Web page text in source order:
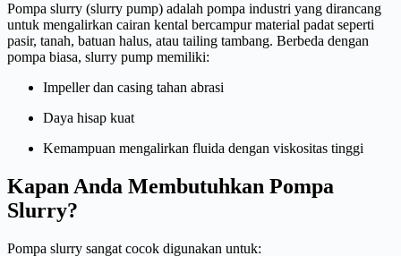
Pompa slurry (slurry pump) adalah pompa industri yang dirancang
untuk mengalirkan cairan kental bercampur material padat seperti
pasir, tanah, batuan halus, atau tailing tambang. Berbeda dengan
pompa biasa, slurry pump memiliki:
Impeller dan casing tahan abrasi
Daya hisap kuat
Kemampuan mengalirkan fluida dengan viskositas tinggi
Kapan Anda Membutuhkan Pompa
Slurry?
Pompa slurry sangat cocok digunakan untuk: